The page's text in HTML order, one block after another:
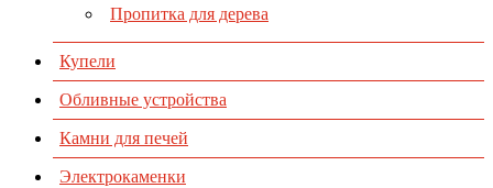
Пропитка для дерева
Купели
Обливные устройства
Камни для печей
Электрокаменки